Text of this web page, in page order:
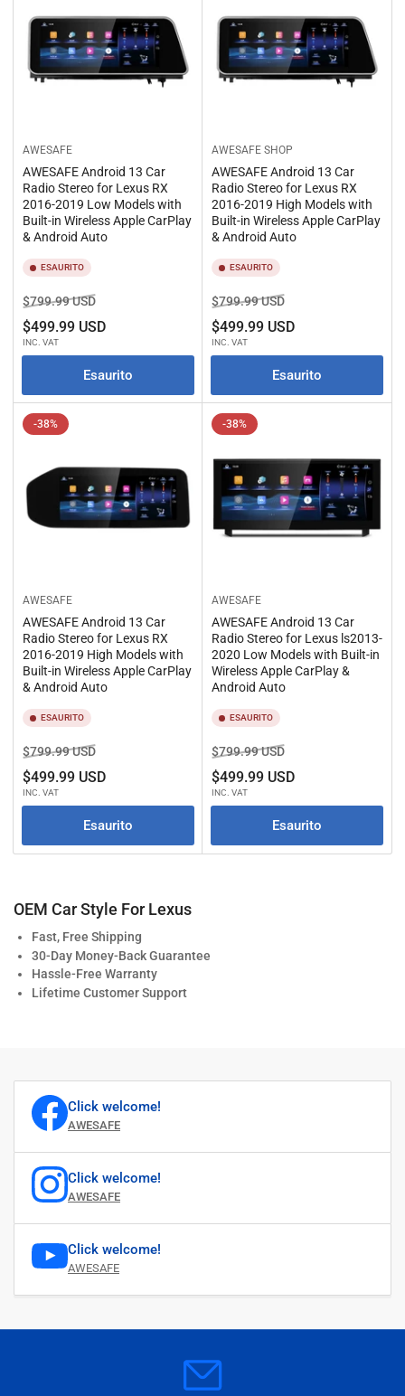
AWESAFE
AWESAFE Android 13 Car
Radio Stereo for Lexus RX
2016-2019 Low Models with
Built-in Wireless Apple CarPlay
& Android Auto
ESAURITO
Prezzo
standard
$799.99 USDPrezzo
di
$499.99 USD
INC. VAT
Esaurito
AWESAFE SHOP
AWESAFE Android 13 Car
Radio Stereo for Lexus RX
2016-2019 High Models with
Built-in Wireless Apple CarPlay
& Android Auto
ESAURITO
Prezzo
standard
$799.99 USDPrezzo
di
$499.99 USD
INC. VAT
Esaurito
-38%
AWESAFE
AWESAFE Android 13 Car
Radio Stereo for Lexus RX
2016-2019 High Models with
Built-in Wireless Apple CarPlay
& Android Auto
ESAURITO
Prezzo
standard
$799.99 USDPrezzo
di
$499.99 USD
INC. VAT
Esaurito
-38%
AWESAFE
AWESAFE Android 13 Car
Radio Stereo for Lexus ls2013-
2020 Low Models with Built-in
Wireless Apple CarPlay &
Android Auto
ESAURITO
Prezzo
standard
$799.99 USDPrezzo
di
$499.99 USD
INC. VAT
Esaurito
C
e
OEM Car Style For Lexus
Fast, Free Shipping
30-Day Money-Back Guarantee
Hassle-Free Warranty
Lifetime Customer Support
Click welcome!
AWESAFE
Click welcome!
AWESAFE
Click welcome!
AWESAFE